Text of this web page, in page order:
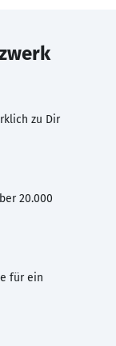
zu Dir
20.000
für ein